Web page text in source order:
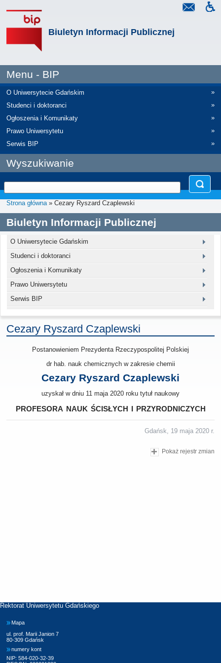
Biuletyn Informacji Publicznej
Menu - BIP
O Uniwersytecie Gdańskim
»
Studenci i doktoranci
»
Ogłoszenia i Komunikaty
»
Prawo Uniwersytetu
»
Serwis BIP
»
Wyszukiwanie
Strona główna» Cezary Ryszard Czaplewski
Biuletyn Informacji Publicznej
O Uniwersytecie Gdańskim
Studenci i doktoranci
Ogłoszenia i Komunikaty
Prawo Uniwersytetu
Serwis BIP
Cezary Ryszard Czaplewski
Postanowieniem Prezydenta Rzeczypospolitej Polskiej
dr hab. nauk chemicznych w zakresie chemii
Cezary Ryszard Czaplewski
uzyskał w dniu 11 maja 2020 roku tytuł naukowy
profesora nauk ścisłych i przyrodniczych
Gdańsk, 19 maja 2020 r.
Pokaż rejestr zmian
Rektorat Uniwersytetu Gdańskiego
Mapa
ul. prof. Marii Janion 7
80-309 Gdańsk
numery kont
NIP: 584-020-32-39